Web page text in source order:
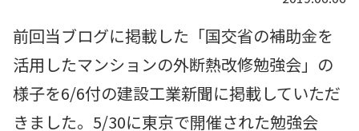
前回当ブログに掲載した「国交省の補助金を
活用したマンションの外断熱改修勉強会」の
様子を6/6付の建設工業新聞に掲載していただ
きました。5/30に東京で開催された勉強会